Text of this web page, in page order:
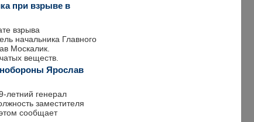
при взрыве в
взрыва
начальника Главного
Москалик.
веществ.
Ярослав
летний генерал
заместителя
сообщает